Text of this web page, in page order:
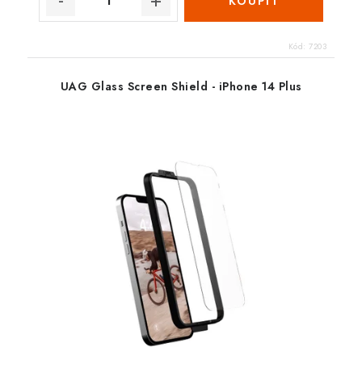
Kód: 7203
UAG Glass Screen Shield - iPhone 14 Plus